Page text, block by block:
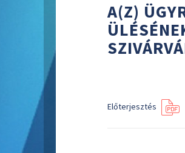
A(Z)
Előterjesztés